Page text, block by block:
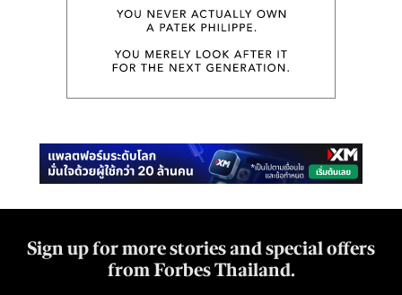
Sign up for more stories and special offers
from Forbes Thailand.